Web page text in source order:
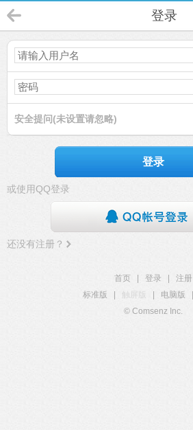
登录
安全提问(未设置请忽略)
登录
或使用QQ登录
还没有注册？
首页 登录
注册
标准版
触屏版 电脑版
© Comsenz Inc.